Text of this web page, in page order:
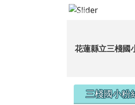
花蓮縣立三棧
花蓮縣立三棧國
左邊區
三棧國小粉